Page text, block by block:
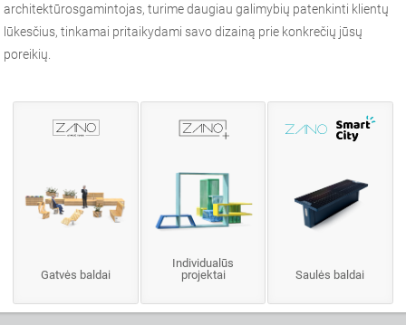
architektūrosgamintojas, turime daugiau galimybių patenkinti klientų
lūkesčius, tinkamai pritaikydami savo dizainą prie konkrečių jūsų
poreikių.
Gatvės baldai
Individualūs
projektai
Saulės baldai